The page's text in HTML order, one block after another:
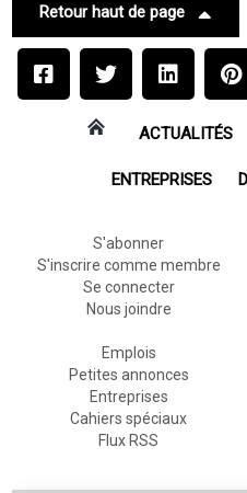
Retour haut de page
ACTUALITÉS
ENTREPRISES
S'abonner
S'inscrire comme membre
Se connecter
Nous joindre
Emplois
Petites annonces
Entreprises
Cahiers spéciaux
Flux RSS